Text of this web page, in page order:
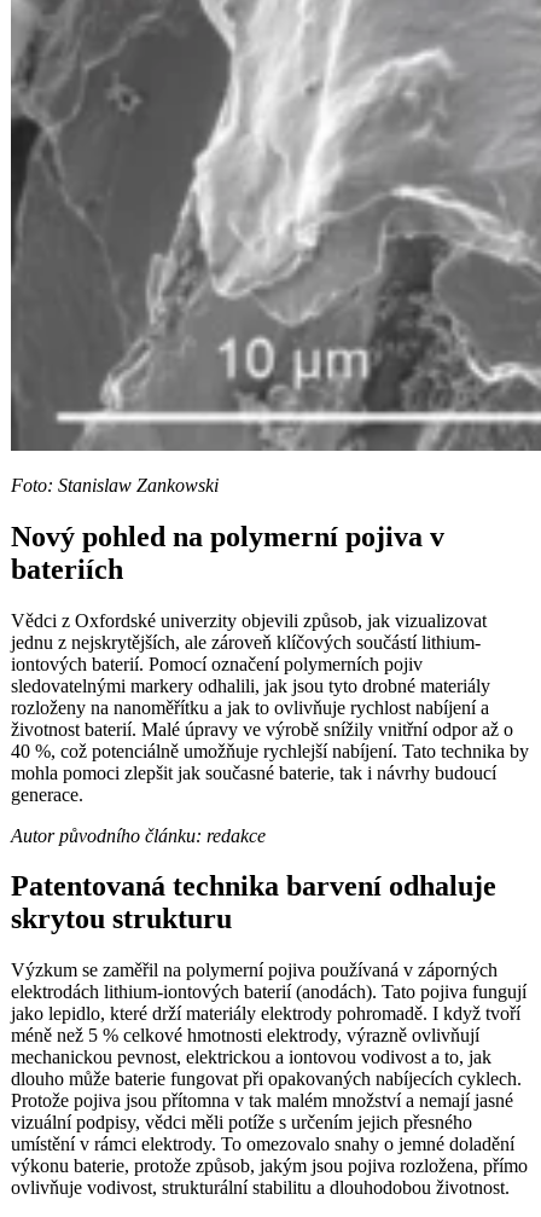
Foto: Stanislaw Zankowski
Nový pohled na polymerní pojiva v
bateriích
Vědci z Oxfordské univerzity objevili způsob, jak vizualizovat
jednu z nejskrytějších, ale zároveň klíčových součástí lithium-
iontových baterií. Pomocí označení polymerních pojiv
sledovatelnými markery odhalili, jak jsou tyto drobné materiály
rozloženy na nanoměřítku a jak to ovlivňuje rychlost nabíjení a
životnost baterií. Malé úpravy ve výrobě snížily vnitřní odpor až o
40 %, což potenciálně umožňuje rychlejší nabíjení. Tato technika by
mohla pomoci zlepšit jak současné baterie, tak i návrhy budoucí
generace.
Autor původního článku: redakce
Patentovaná technika barvení odhaluje
skrytou strukturu
Výzkum se zaměřil na polymerní pojiva používaná v záporných
elektrodách lithium-iontových baterií (anodách). Tato pojiva fungují
jako lepidlo, které drží materiály elektrody pohromadě. I když tvoří
méně než 5 % celkové hmotnosti elektrody, výrazně ovlivňují
mechanickou pevnost, elektrickou a iontovou vodivost a to, jak
dlouho může baterie fungovat při opakovaných nabíjecích cyklech.
Protože pojiva jsou přítomna v tak malém množství a nemají jasné
vizuální podpisy, vědci měli potíže s určením jejich přesného
umístění v rámci elektrody. To omezovalo snahy o jemné doladění
výkonu baterie, protože způsob, jakým jsou pojiva rozložena, přímo
ovlivňuje vodivost, strukturální stabilitu a dlouhodobou životnost.